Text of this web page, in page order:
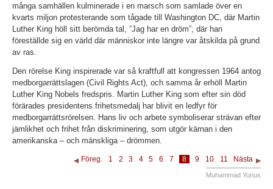
många samhällen kulminerade i en marsch som samlade över en
kvarts miljon protesterande som tågade till Washington DC, där Martin
Luther King höll sitt berömda tal, ”Jag har en dröm”, där han
föreställde sig en värld där människor inte längre var åtskilda på grund
av ras.
Den rörelse King inspirerade var så kraftfull att kongressen 1964 antog
medborgarrättslagen (Civil Rights Act), och samma år erhöll Martin
Luther King Nobels fredspris. Martin Luther King som efter sin död
förärades presidentens frihetsmedalj har blivit en ledfyr för
medborgarrättsrörelsen. Hans liv och arbete symboliserar strävan efter
jämlikhet och frihet från diskriminering, som utgör kärnan i den
amerikanska – och mänskliga – drömmen.
Föreg. 1 2 3 4 5 6 7 8 9 10 11 Nästa
Muhammad Yunus